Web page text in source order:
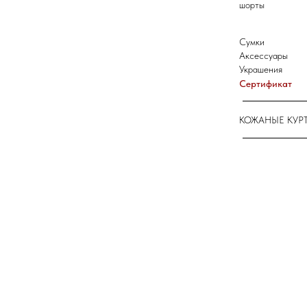
Сумки
Аксессуары
Сертификат
Украшения
шорты
КОЖАНЫЕ